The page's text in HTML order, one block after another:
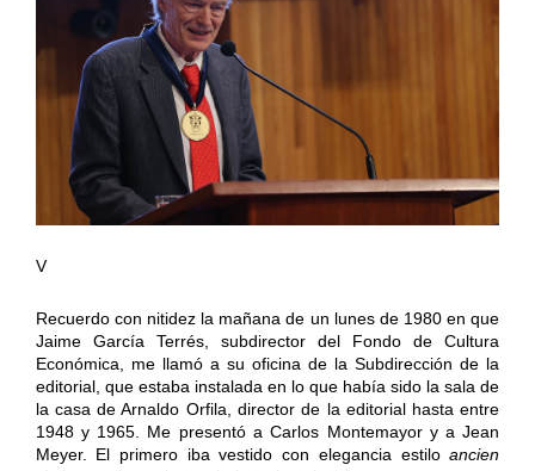
V
Recuerdo con nitidez la mañana de un lunes de 1980 en que
Jaime García Terrés, subdirector del Fondo de Cultura
Económica, me llamó a su oficina de la Subdirección de la
editorial, que estaba instalada en lo que había sido la sala de
la casa de Arnaldo Orfila, director de la editorial hasta entre
1948 y 1965. Me presentó a Carlos Montemayor y a Jean
Meyer. El primero iba vestido con elegancia estiloancien